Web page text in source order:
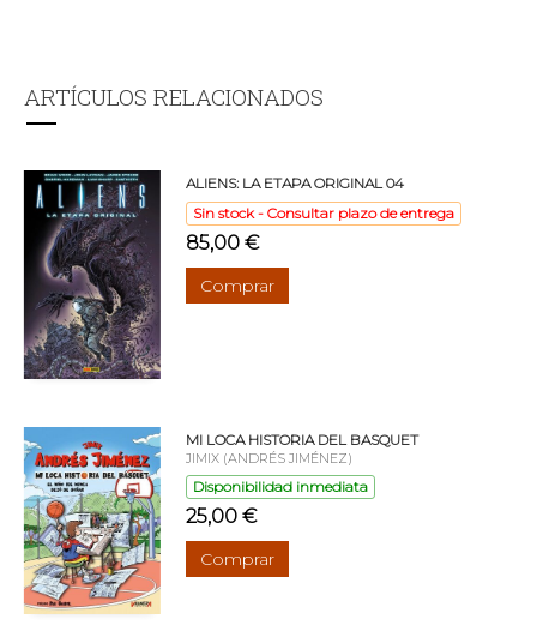
ARTÍCULOS RELACIONADOS
ALIENS: LA ETAPA ORIGINAL 04
Sin stock - Consultar plazo de entrega
85,00 €
Comprar
MI LOCA HISTORIA DEL BASQUET
JIMIX (ANDRÉS JIMÉNEZ)
Disponibilidad inmediata
25,00 €
Comprar